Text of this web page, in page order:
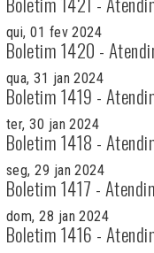
qui, 01 fev 2024
Boletim 1420 -
qua, 31 jan 2024
Boletim 1419 -
ter, 30 jan 2024
Boletim 1418 -
seg, 29 jan 2024
Boletim 1417 -
dom, 28 jan 2024
Boletim 1416 -